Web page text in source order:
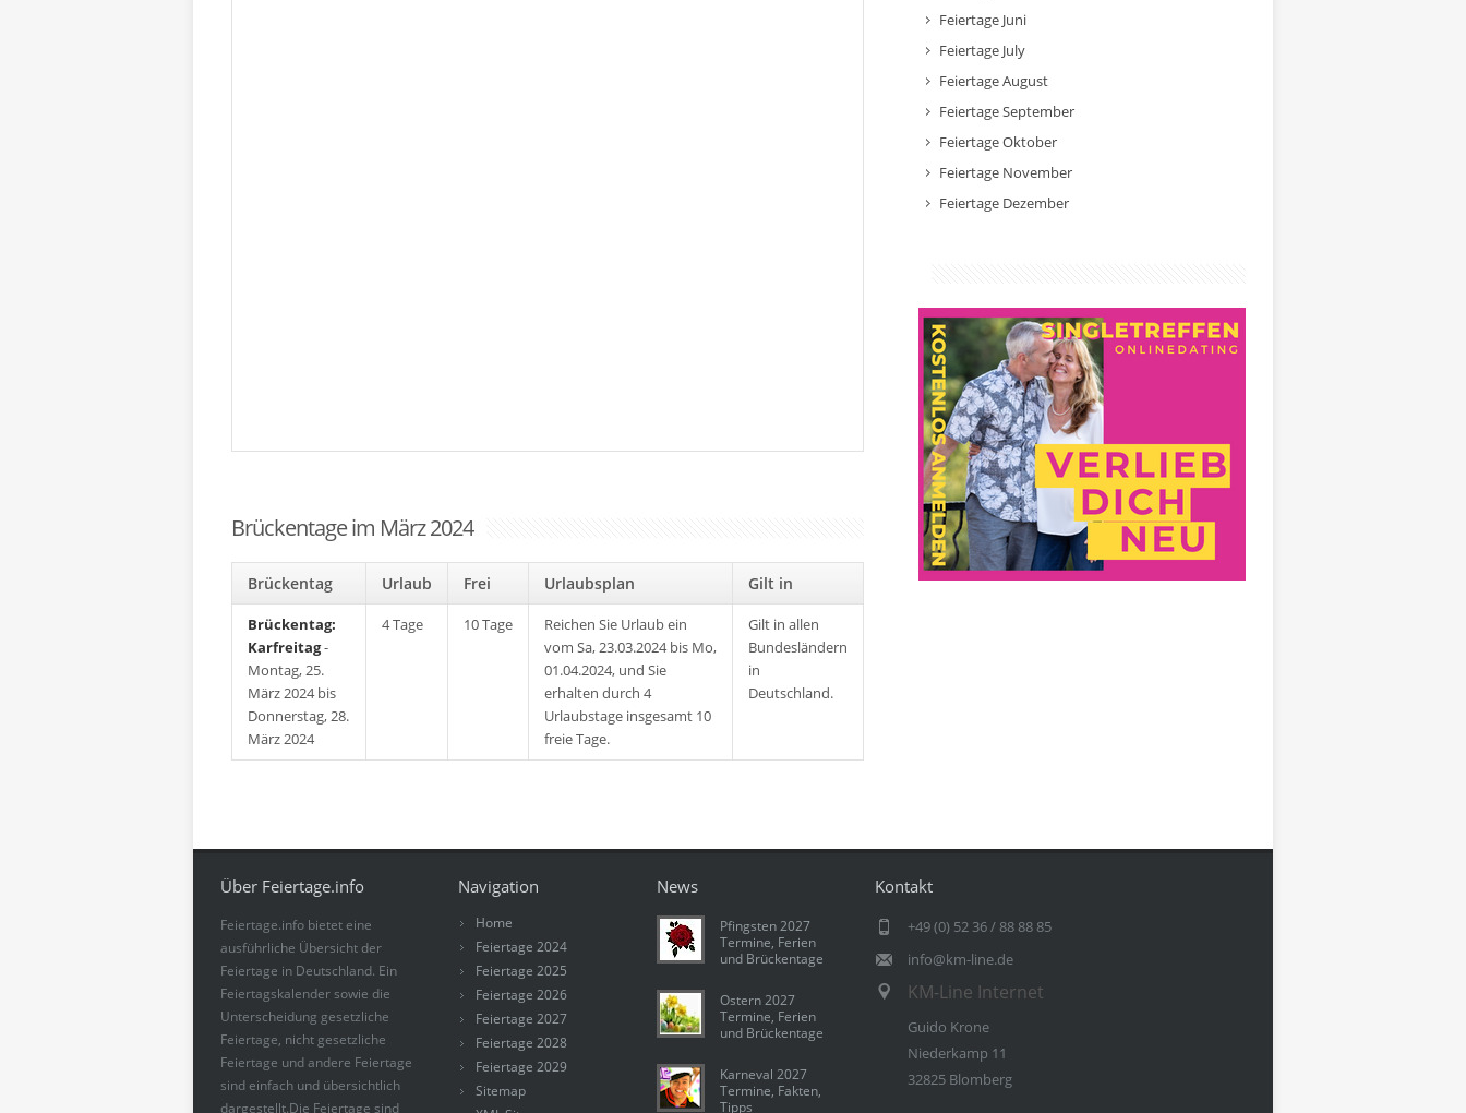
Brückentage im März 2024
Brückentag Urlaub Frei Urlaubsplan Gilt in
Brückentag:
Karfreitag-
Montag, 25.
März 2024 bis
Donnerstag, 28.
März 2024
4 Tage 10 Tage
Reichen Sie Urlaub ein
vom Sa, 23.03.2024 bis Mo,
01.04.2024, und Sie
erhalten durch 4
Urlaubstage insgesamt 10
freie Tage.
Gilt in allen
Bundesländern
in
Deutschland.
Feiertage Juni
Feiertage July
Feiertage August
Feiertage September
Feiertage Oktober
Feiertage November
Feiertage Dezember
Über Feiertage.info
Feiertage.info bietet eine
ausführliche Übersicht der
Feiertage in Deutschland. Ein
Feiertagskalender sowie die
Unterscheidung gesetzliche
Feiertage, nicht gesetzliche
Feiertage und andere Feiertage
sind einfach und übersichtlich
dargestellt.Die Feiertage sind
Navigation
Home
Feiertage 2024
Feiertage 2025
Feiertage 2026
Feiertage 2027
Feiertage 2028
Feiertage 2029
Sitemap
News
Pfingsten 2027
Termine, Ferien
und Brückentage
Ostern 2027
Termine, Ferien
und Brückentage
Karneval 2027
Termine, Fakten,
Tipps
Kontakt
+49 (0) 52 36 / 88 88 85
info@km-line.de
KM-Line Internet
Guido Krone
Niederkamp 11
32825 Blomberg